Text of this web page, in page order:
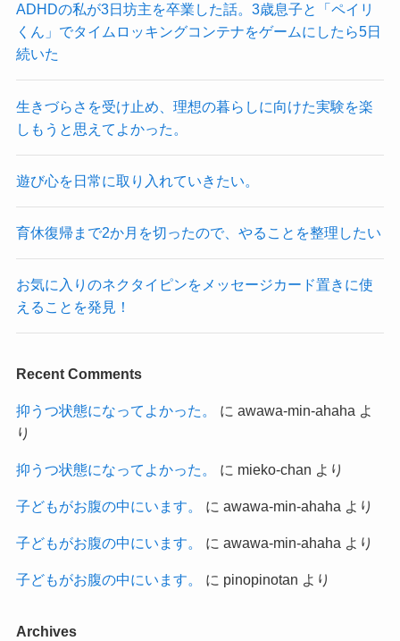
ADHDの私が3日坊主を卒業した話。3歳息子と「ペイリ
くん」でタイムロッキングコンテナをゲームにしたら5日
続いた
生きづらさを受け止め、理想の暮らしに向けた実験を楽
しもうと思えてよかった。
遊び心を日常に取り入れていきたい。
育休復帰まで2か月を切ったので、やることを整理したい
お気に入りのネクタイピンをメッセージカード置きに使
えることを発見！
Recent Comments
抑うつ状態になってよかった。 に awawa-min-ahaha よ
り
抑うつ状態になってよかった。 に mieko-chan より
子どもがお腹の中にいます。 に awawa-min-ahaha より
子どもがお腹の中にいます。 に awawa-min-ahaha より
子どもがお腹の中にいます。 に pinopinotan より
Archives